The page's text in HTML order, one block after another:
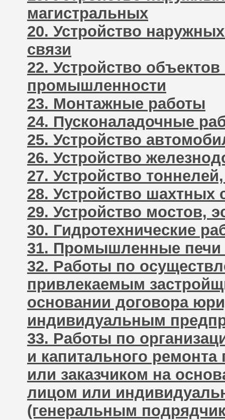
магистральных
20. Устройство
связи
22. Устройство
промышленности
23. Монтажные работы
24. Пусконаладочные
25. Устройство
26. Устройство
27. Устройство
28. Устройство шахтных
29. Устройство мостов,
30. Гидротехнические
31. Промышленные
32. Работы по
привлекаемым
основании договора
индивидуальным
33. Работы по
и капитального
или заказчиком на
лицом или
(генеральным